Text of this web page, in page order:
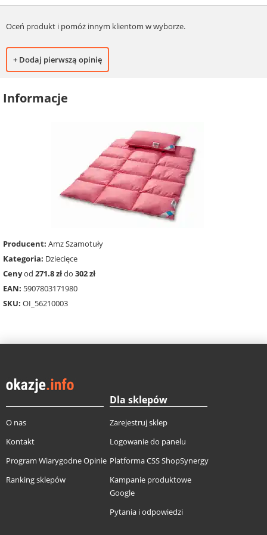
Oceń produkt i pomóż innym klientom w wyborze.
+ Dodaj pierwszą opinię
Informacje
Producent: Amz Szamotuły
Kategoria: Dziecięce
Cenyod 271.8 złdo 302 zł
EAN: 5907803171980
SKU: OI_56210003
O nas
Kontakt
Program Wiarygodne Opinie
Ranking sklepów
Dla sklepów
Zarejestruj sklep
Logowanie do panelu
Platforma CSS ShopSynergy
Kampanie produktowe
Google
Pytania i odpowiedzi